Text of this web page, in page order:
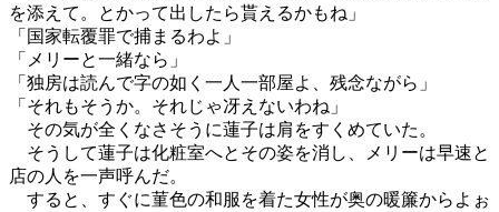
を添えて。とかって出したら貰えるかもね」
「国家転覆罪で捕まるわよ」
「メリーと一緒なら」
「独房は読んで字の如く一人一部屋よ、残念ながら」
「それもそうか。それじゃ冴えないわね」
その気が全くなさそうに蓮子は肩をすくめていた。
そうして蓮子は化粧室へとその姿を消し、メリーは早速と
店の人を一声呼んだ。
すると、すぐに菫色の和服を着た女性が奥の暖簾からよぉ